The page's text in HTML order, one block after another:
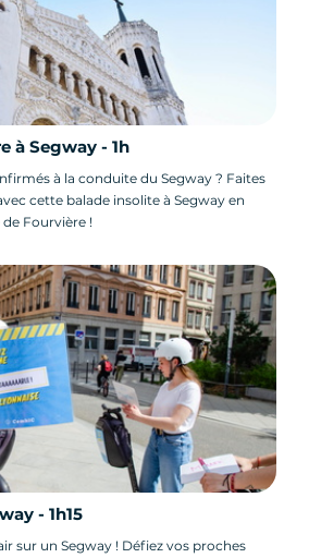
à Segway - 1h
à la conduite du Segway ? Faites
cette balade insolite à Segway en
Fourvière !
- 1h15
sur un Segway ! Défiez vos proches